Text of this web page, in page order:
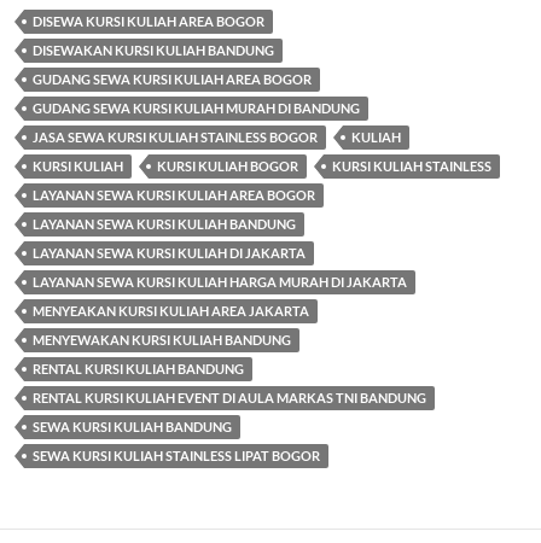
DISEWA KURSI KULIAH AREA BOGOR
DISEWAKAN KURSI KULIAH BANDUNG
GUDANG SEWA KURSI KULIAH AREA BOGOR
GUDANG SEWA KURSI KULIAH MURAH DI BANDUNG
JASA SEWA KURSI KULIAH STAINLESS BOGOR
KULIAH
KURSI KULIAH
KURSI KULIAH BOGOR
KURSI KULIAH STAINLESS
LAYANAN SEWA KURSI KULIAH AREA BOGOR
LAYANAN SEWA KURSI KULIAH BANDUNG
LAYANAN SEWA KURSI KULIAH DI JAKARTA
LAYANAN SEWA KURSI KULIAH HARGA MURAH DI JAKARTA
MENYEAKAN KURSI KULIAH AREA JAKARTA
MENYEWAKAN KURSI KULIAH BANDUNG
RENTAL KURSI KULIAH BANDUNG
RENTAL KURSI KULIAH EVENT DI AULA MARKAS TNI BANDUNG
SEWA KURSI KULIAH BANDUNG
SEWA KURSI KULIAH STAINLESS LIPAT BOGOR